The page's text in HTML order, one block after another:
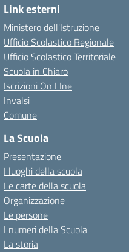
Link esterni
Ministero dell'Istruzione
Ufficio Scolastico Regionale
Ufficio Scolastico Territoriale
Scuola in Chiaro
Iscrizioni On LIne
Invalsi
Comune
La Scuola
Presentazione
I luoghi della scuola
Le carte della scuola
Organizzazione
Le persone
I numeri della Scuola
La storia